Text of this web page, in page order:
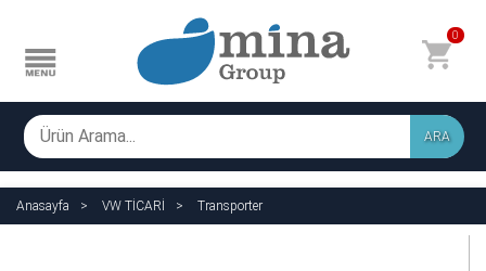
0
ARA
Anasayfa VW TİCARİ Transporter